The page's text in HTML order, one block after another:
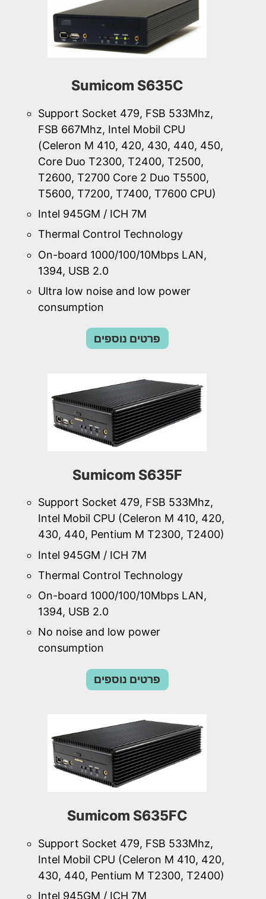
Sumicom S635C
Support Socket 479, FSB 533Mhz,
FSB 667Mhz, Intel Mobil CPU
(Celeron M 410, 420, 430, 440, 450,
Core Duo T2300, T2400, T2500,
T2600, T2700 Core 2 Duo T5500,
T5600, T7200, T7400, T7600 CPU)
Intel 945GM / ICH 7M
Thermal Control Technology
On-board 1000/100/10Mbps LAN,
1394, USB 2.0
Ultra low noise and low power
consumption
פרטים נוספים
Sumicom S635F
Support Socket 479, FSB 533Mhz,
Intel Mobil CPU (Celeron M 410, 420,
430, 440, Pentium M T2300, T2400)
Intel 945GM / ICH 7M
Thermal Control Technology
On-board 1000/100/10Mbps LAN,
1394, USB 2.0
No noise and low power
consumption
פרטים נוספים
Sumicom S635FC
Support Socket 479, FSB 533Mhz,
Intel Mobil CPU (Celeron M 410, 420,
430, 440, Pentium M T2300, T2400)
Intel 945GM / ICH 7M